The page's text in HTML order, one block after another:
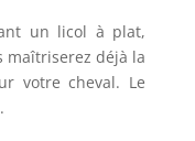
un licol à plat,
maîtriserez déjà la
votre cheval. Le